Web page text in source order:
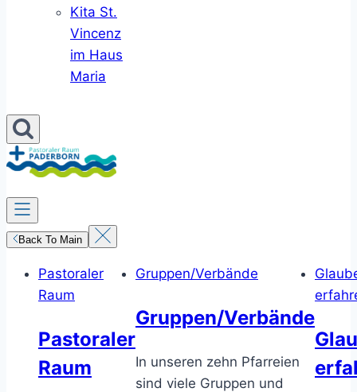
Kita St.
Vincenz
im Haus
Maria
Back To Main
Pastoraler
Raum
Pastoraler
Raum
Gruppen/Verbände
Gruppen/Verbände
In unseren zehn Pfarreien
sind viele Gruppen und